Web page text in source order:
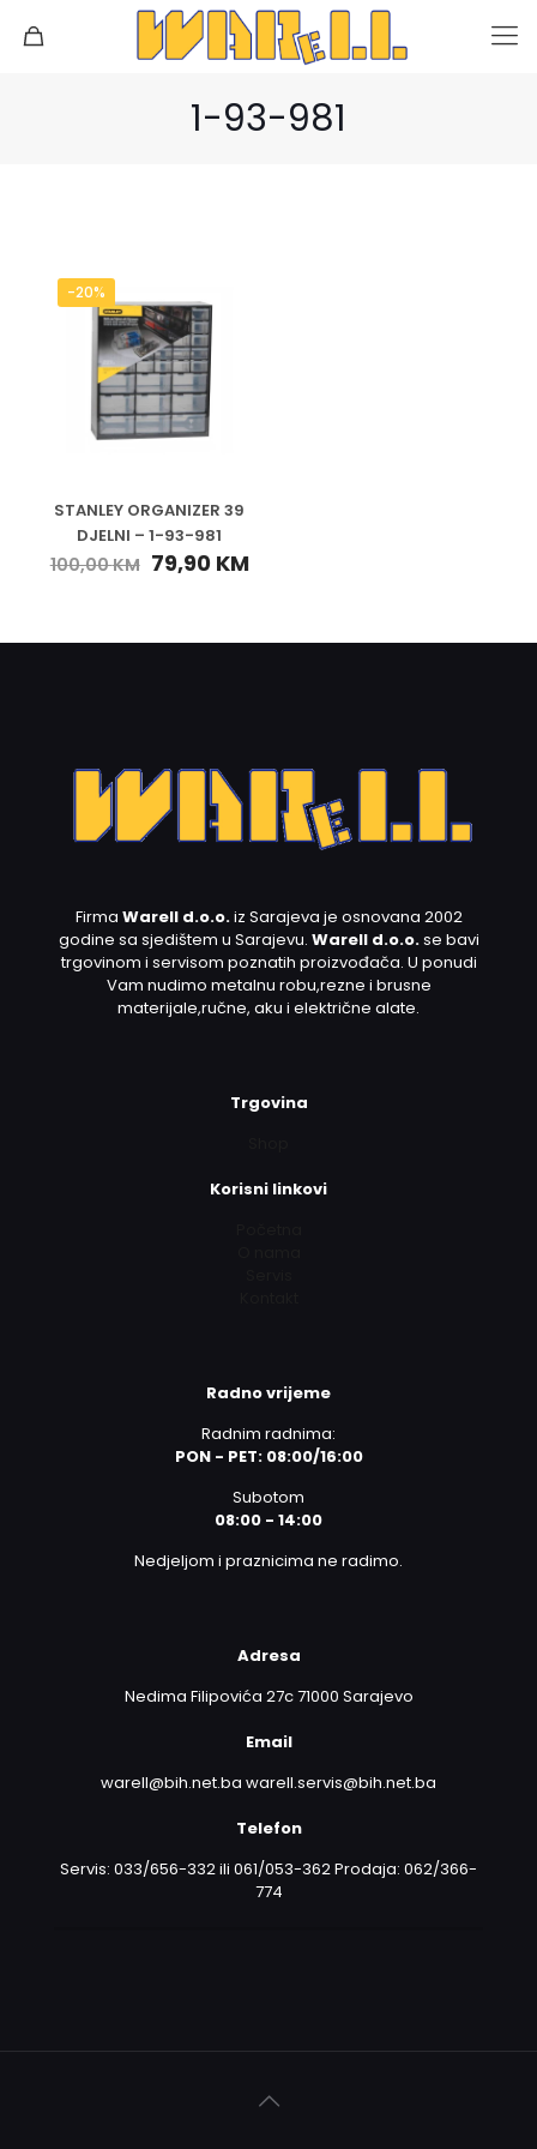
1-93-981
-20%
STANLEY ORGANIZER 39
DJELNI – 1-93-981
100,00KM 79,90 KM
Firma Warell d.o.o.iz Sarajeva je osnovana 2002
godine sa sjedištem u Sarajevu. Warell d.o.o.se bavi
trgovinom i servisom poznatih proizvođača. U ponudi
Vam nudimo metalnu robu,rezne i brusne
materijale,ručne, aku i električne alate.
Trgovina
Korisni linkovi
Radno vrijeme
Radnim radnima:
PON - PET: 08:00/16:00
Subotom
08:00 - 14:00
Nedjeljom i praznicima ne radimo.
Adresa
Nedima Filipovića 27c 71000 Sarajevo
Email
warell@bih.net.ba warell.servis@bih.net.ba
Telefon
Servis: 033/656-332 ili 061/053-362 Prodaja: 062/366-
774